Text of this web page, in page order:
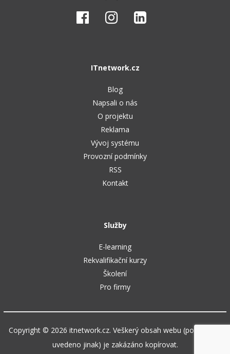
ITnetwork.cz
Blog
Napsali o nás
O projektu
Reklama
Vývoj systému
Provozní podmínky
RSS
Kontakt
Služby
E-learning
Rekvalifikační kurzy
Školení
Pro firmy
Copyright © 2026 itnetwork.cz. Veškerý obsah webu (pokud není
uvedeno jinak) je zakázáno kopírovat.